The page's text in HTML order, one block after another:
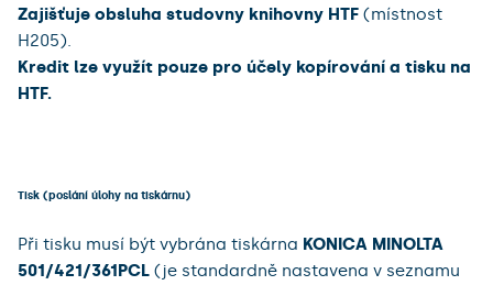
Zajišťuje obsluha studovny knihovny HTF (místnost
H205).
Kredit lze využít pouze pro účely kopírování a tisku na
HTF.
Tisk (poslání úlohy na tiskárnu)
Při tisku musí být vybrána tiskárna KONICA MINOLTA
501/421/361PCL (je standardně nastavena v seznamu